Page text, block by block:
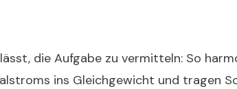
die Aufgabe zu vermitteln: So
ins Gleichgewicht und tragen